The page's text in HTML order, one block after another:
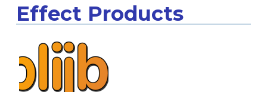
Effect Products